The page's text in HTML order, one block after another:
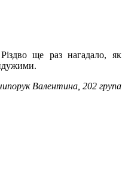
ще раз нагадало, як
Валентина, 202 група